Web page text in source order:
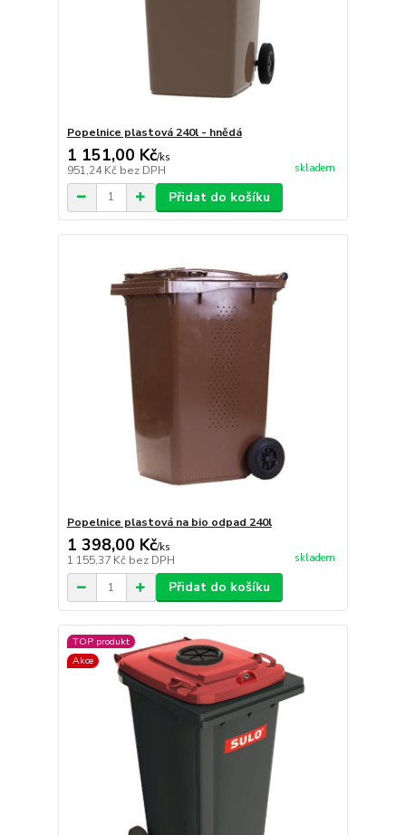
Popelnice plastová 240l - hnědá
1 151,00 Kč/ks
951,24 Kč bez DPH skladem
Přidat do košíku
Popelnice plastová na bio odpad 240l
1 398,00 Kč/ks
1 155,37 Kč bez DPH skladem
Přidat do košíku
TOP produkt
Akce